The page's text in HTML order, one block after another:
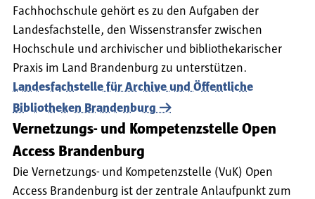
Fachhochschule gehört es zu den Aufgaben der
Landesfachstelle, den Wissenstransfer zwischen
Hochschule und archivischer und bibliothekarischer
Praxis im Land Brandenburg zu unterstützen.
Landesfachstelle für Archive und Öffentliche
Bibliotheken Brandenburg
Vernetzungs- und Kompetenzstelle Open
Access Brandenburg
Die Vernetzungs- und Kompetenzstelle (VuK) Open
Access Brandenburg ist der zentrale Anlaufpunkt zum